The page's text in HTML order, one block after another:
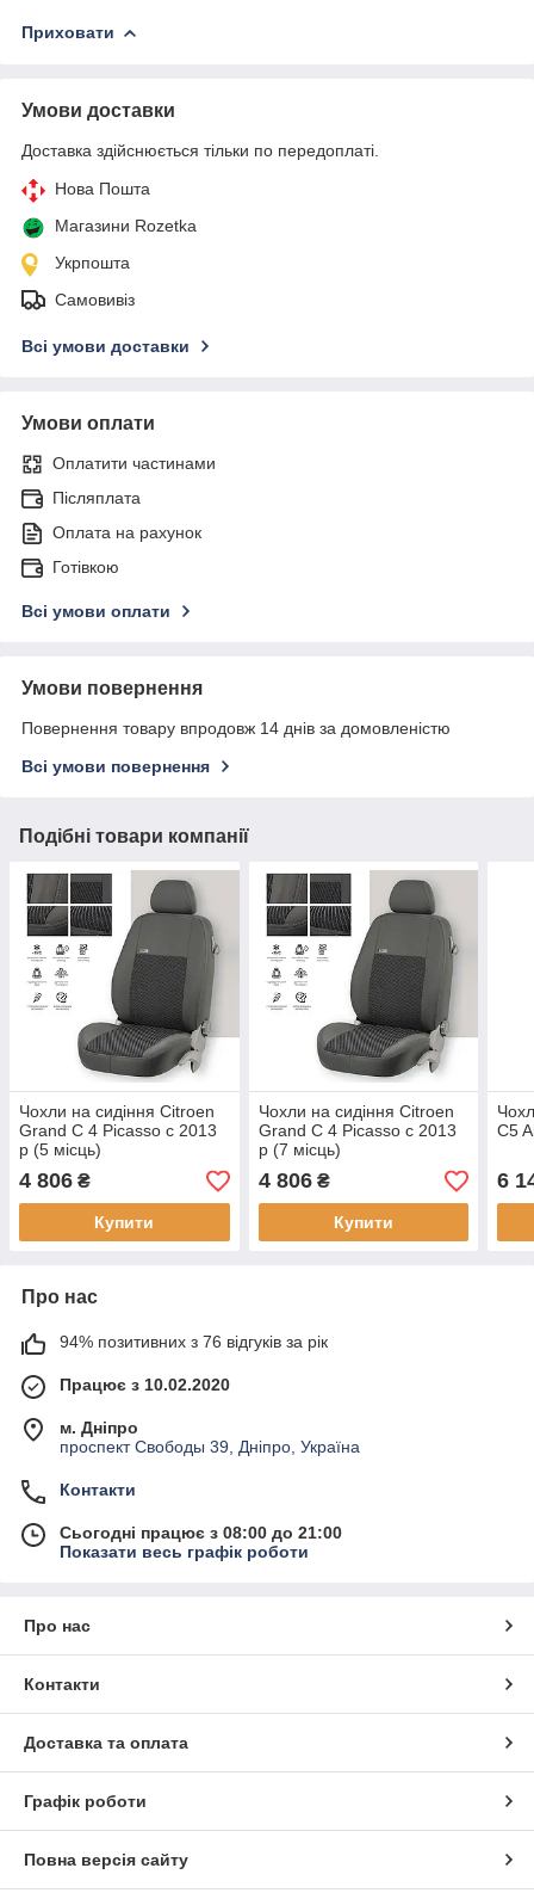
Приховати
Умови доставки
Доставка здійснюється тільки по передоплаті.
Нова Пошта
Магазини Rozetka
Укрпошта
Самовивіз
Всі умови доставки
Умови оплати
Оплатити частинами
Післяплата
Оплата на рахунок
Готівкою
Всі умови оплати
Умови повернення
Повернення товару впродовж 14 днів за домовленістю
Всі умови повернення
Подібні товари компанії
Чохли на сидіння Citroen
Grand C 4 Picasso c 2013
р (5 місць)
4 806 ₴
Купити
Чохли на сидіння Citroen
Grand C 4 Picasso c 2013
р (7 місць)
4 806₴
Купити
C5
6
Про нас
94% позитивних з 76 відгуків за рік
Працює з 10.02.2020
м. Дніпро
проспект Свободы 39, Дніпро, Україна
Контакти
Сьогодні працює з 08:00 до 21:00
Показати весь графік роботи
Про нас
Контакти
Доставка та оплата
Графік роботи
Повна версія сайту